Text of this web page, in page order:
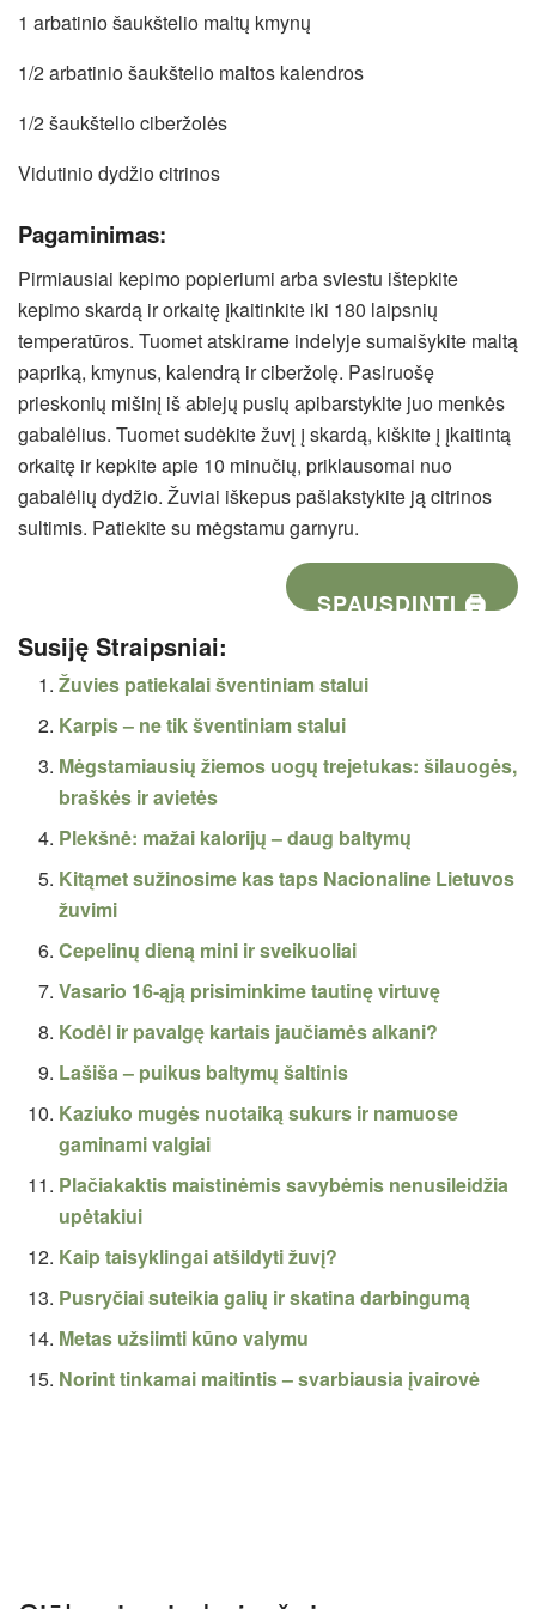
1 arbatinio šaukštelio maltų kmynų
1/2 arbatinio šaukštelio maltos kalendros
1/2 šaukštelio ciberžolės
Vidutinio dydžio citrinos
Pagaminimas:
Pirmiausiai kepimo popieriumi arba sviestu ištepkite
kepimo skardą ir orkaitę įkaitinkite iki 180 laipsnių
temperatūros. Tuomet atskirame indelyje sumaišykite maltą
papriką, kmynus, kalendrą ir ciberžolę. Pasiruošę
prieskonių mišinį iš abiejų pusių apibarstykite juo menkės
gabalėlius. Tuomet sudėkite žuvį į skardą, kiškite į įkaitintą
orkaitę ir kepkite apie 10 minučių, priklausomai nuo
gabalėlių dydžio. Žuviai iškepus pašlakstykite ją citrinos
sultimis. Patiekite su mėgstamu garnyru.
SPAUSDINTI 🖨
Susiję Straipsniai:
Žuvies patiekalai šventiniam stalui
Karpis – ne tik šventiniam stalui
Mėgstamiausių žiemos uogų trejetukas: šilauogės,
braškės ir avietės
Plekšnė: mažai kalorijų – daug baltymų
Kitąmet sužinosime kas taps Nacionaline Lietuvos
žuvimi
Cepelinų dieną mini ir sveikuoliai
Vasario 16-ąją prisiminkime tautinę virtuvę
Kodėl ir pavalgę kartais jaučiamės alkani?
Lašiša – puikus baltymų šaltinis
Kaziuko mugės nuotaiką sukurs ir namuose
gaminami valgiai
Plačiakaktis maistinėmis savybėmis nenusileidžia
upėtakiui
Kaip taisyklingai atšildyti žuvį?
Pusryčiai suteikia galių ir skatina darbingumą
Metas užsiimti kūno valymu
Norint tinkamai maitintis – svarbiausia įvairovė